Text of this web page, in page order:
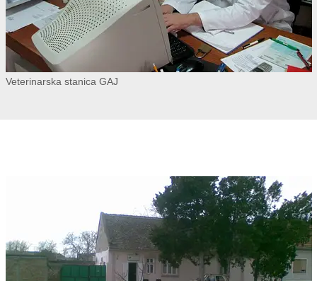
Veterinarska stanica GAJ